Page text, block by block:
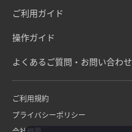
ご利用ガイド
操作ガイド
よくあるご質問・お問い合わせ
ご利用規約
プライバシーポリシー